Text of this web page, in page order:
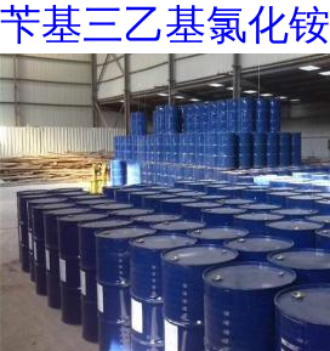
苄基三乙基氯化铵